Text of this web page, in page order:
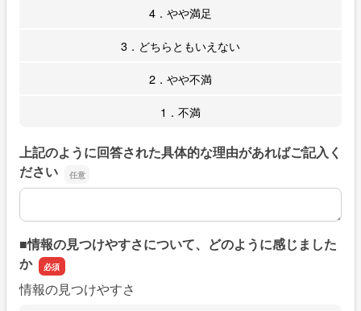
4．やや満足
3．どちらともいえない
2．やや不満
1．不満
上記のように回答された具体的な理由があればご記入く
ださい
上記のように回答された具体的な理由があればご記入くだ
■情報の見つけやすさについて、どのように感じました
か
情報の見つけやすさ